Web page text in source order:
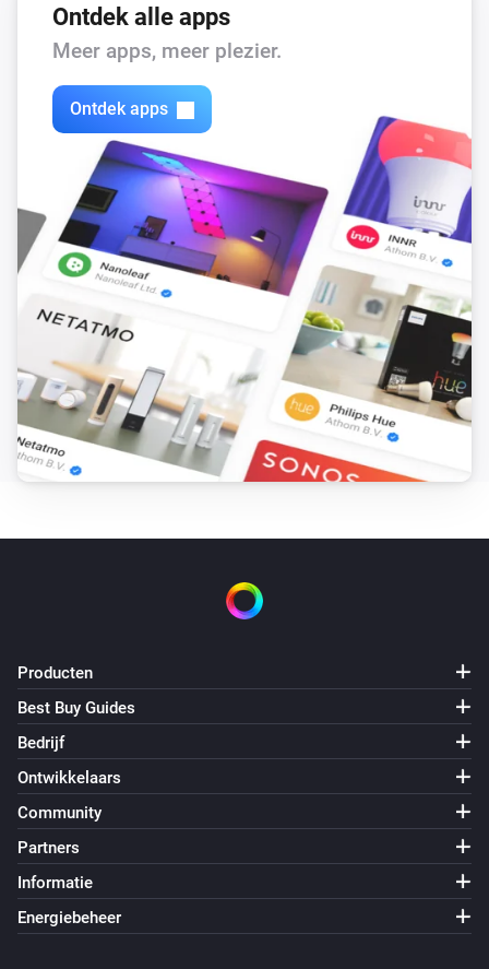
Ontdek alle apps
Meer apps, meer plezier.
Ontdek apps
Producten
Best Buy Guides
Bedrijf
Ontwikkelaars
Community
Partners
Informatie
Energiebeheer